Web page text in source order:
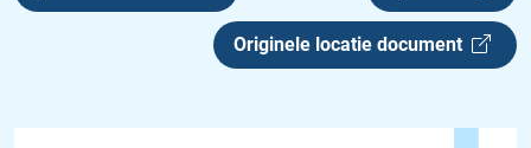
Originele locatie document